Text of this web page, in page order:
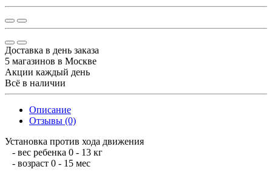
Доставка в день заказа
5 магазинов в Москве
Акции каждый день
Всё в наличии
Описание
Отзывы (0)
Установка против хода движения
- вес ребенка 0 - 13 кг
- возраст 0 - 15 мес